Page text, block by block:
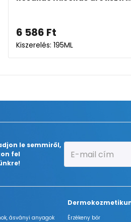
5 508
Kiszerelés: 250ML
le semmiről,
fel
ásványi anyagok
Érzékeny bőr